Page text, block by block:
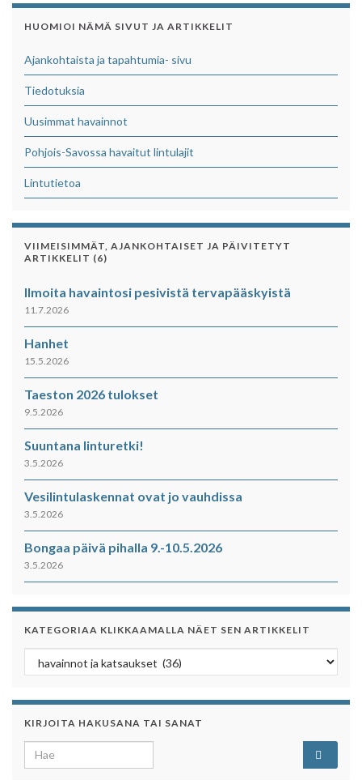
HUOMIOI NÄMÄ SIVUT JA ARTIKKELIT
Ajankohtaista ja tapahtumia- sivu
Tiedotuksia
Uusimmat havainnot
Pohjois-Savossa havaitut lintulajit
Lintutietoa
VIIMEISIMMÄT, AJANKOHTAISET JA PÄIVITETYT
ARTIKKELIT (6)
Ilmoita havaintosi pesivistä tervapääskyistä
11.7.2026
Hanhet
15.5.2026
Taeston 2026 tulokset
9.5.2026
Suuntana linturetki!
3.5.2026
Vesilintulaskennat ovat jo vauhdissa
3.5.2026
Bongaa päivä pihalla 9.-10.5.2026
3.5.2026
KATEGORIAA KLIKKAAMALLA NÄET SEN ARTIKKELIT
Kategoriaa klikkaamalla näet sen artikkelit
KIRJOITA HAKUSANA TAI SANAT
Search for: